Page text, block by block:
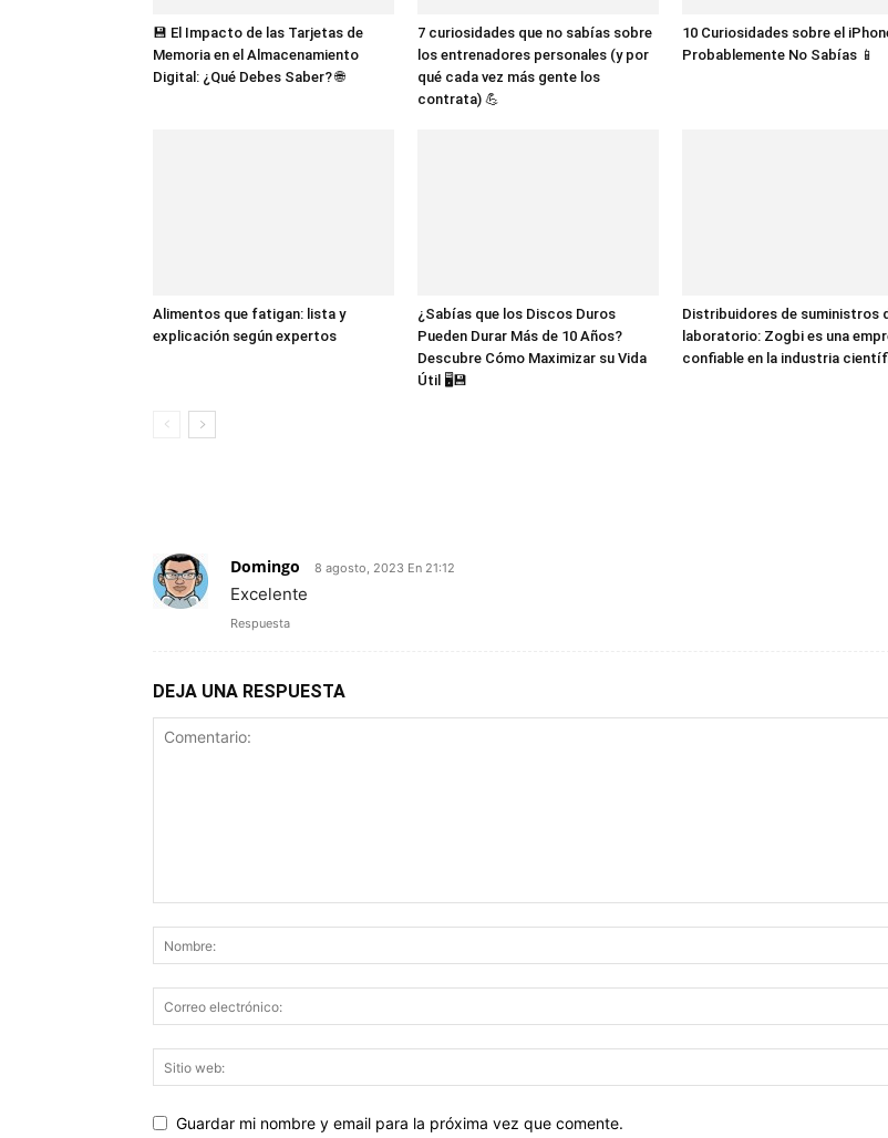
💾 El Impacto de las Tarjetas de
Memoria en el Almacenamiento
Digital: ¿Qué Debes Saber? 🌐
7 curiosidades que no sabías sobre
los entrenadores personales (y por
qué cada vez más gente los
contrata) 💪
10 Curiosidades sobre el
Probablemente No Sabías 📱
Alimentos que fatigan: lista y
explicación según expertos
¿Sabías que los Discos Duros
Pueden Durar Más de 10 Años?
Descubre Cómo Maximizar su Vida
Útil 🖥️💾
Distribuidores de suministros
laboratorio: Zogbi es una
confiable en la industria
Domingo 8 agosto, 2023 En 21:12
Excelente
Respuesta
DEJA UNA RESPUESTA
Guardar mi nombre y email para la próxima vez que comente.